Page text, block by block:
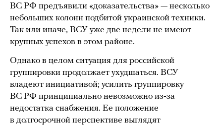
ВС РФ предъявили «доказательства» — несколько
небольших колонн подбитой украинской техники.
Так или иначе, ВСУ уже две недели не имеют
крупных успехов в этом районе.
Однако в целом ситуация для российской
группировки продолжает ухудшаться. ВСУ
владеют инициативой; усилить группировку
ВС РФ принципиально невозможно из-за
недостатка снабжения. Ее положение
в долгосрочной перспективе выглядят